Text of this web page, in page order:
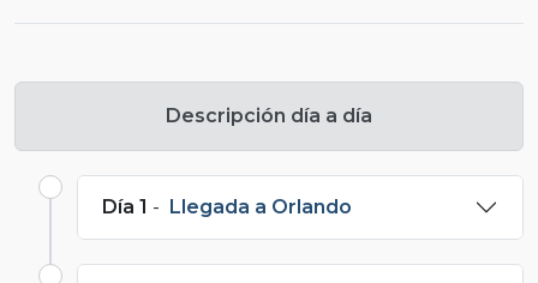
Descripción día a día
Día 1 - Llegada a Orlando